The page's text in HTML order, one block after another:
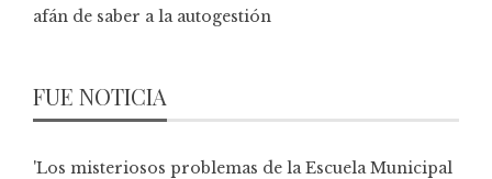
afán de saber a la autogestión
FUE NOTICIA
'Los misteriosos problemas de la Escuela Municipal